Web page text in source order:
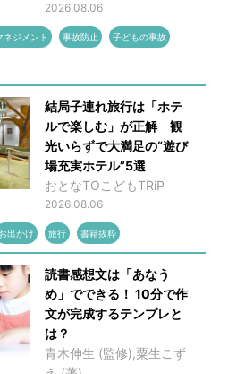
2026.08.06
ネジメント 事故防止 子どもの事故
結局子連れ旅行は「ホテ
ルで楽しむ」が正解 観
光いらずで大満足の“遊び
場充実ホテル”5選
おとなTOこどもTRiP
2026.08.06
お出かけ 旅行 書籍抜粋
読書感想文は「あなう
め」でできる！ 10分で作
文が完成するテンプレと
は？
青木伸生 (監修),粟生こず